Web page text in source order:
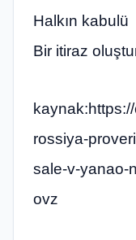
Halkın kabulü
Bir itiraz
rossiya-
sale-v-yanao-
ovz